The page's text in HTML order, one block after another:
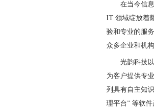
在当今信
IT 领域绽放着
验和专业的服
众多企业和机
光韵科技
为客户提供专
列具有自主知
理平台” 等软